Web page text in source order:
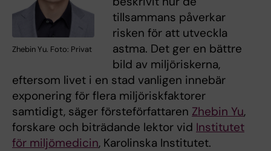
Zhebin Yu. Foto: Privat
tillsammans påverkar
risken för att utveckla
astma. Det ger en bättre
bild av miljöriskerna,
eftersom livet i en stad vanligen innebär
exponering för flera miljöriskfaktorer
samtidigt, säger försteförfattaren Zhebin Yu,
forskare och biträdande lektor vid Institutet
för miljömedicin, Karolinska Institutet.